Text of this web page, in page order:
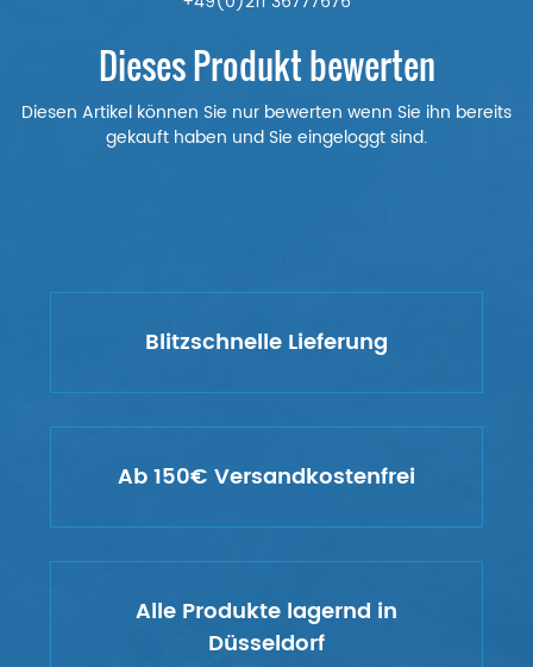
Dieses Produkt bewerten
Diesen Artikel können Sie nur bewerten wenn Sie ihn bereits
gekauft haben und Sie eingeloggt sind.
Blitzschnelle Lieferung
Ab 150€ Versandkostenfrei
Alle Produkte lagernd in
Düsseldorf